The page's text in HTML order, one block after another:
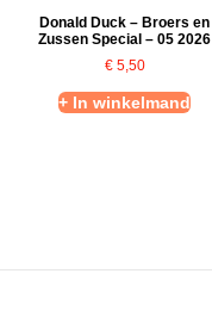
Donald Duck – Broers en
Zussen Special – 05 2026
€5,50
+ In winkelmand